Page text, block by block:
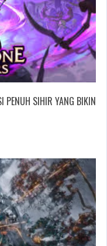
PENUH SIHIR YANG BIKIN